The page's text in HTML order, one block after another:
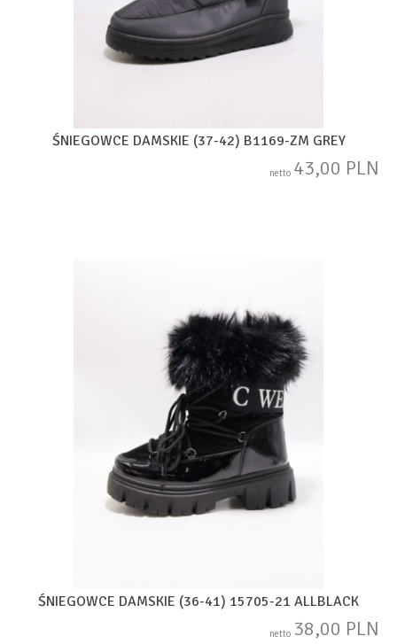
ŚNIEGOWCE DAMSKIE (37-42) B1169-ZM GREY
netto 43,00 PLN
ŚNIEGOWCE DAMSKIE (36-41) 15705-21 ALLBLACK
netto 38,00 PLN